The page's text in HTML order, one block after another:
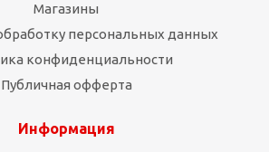
Магазины
персональных данных
конфиденциальности
Публичная офферта
Информация